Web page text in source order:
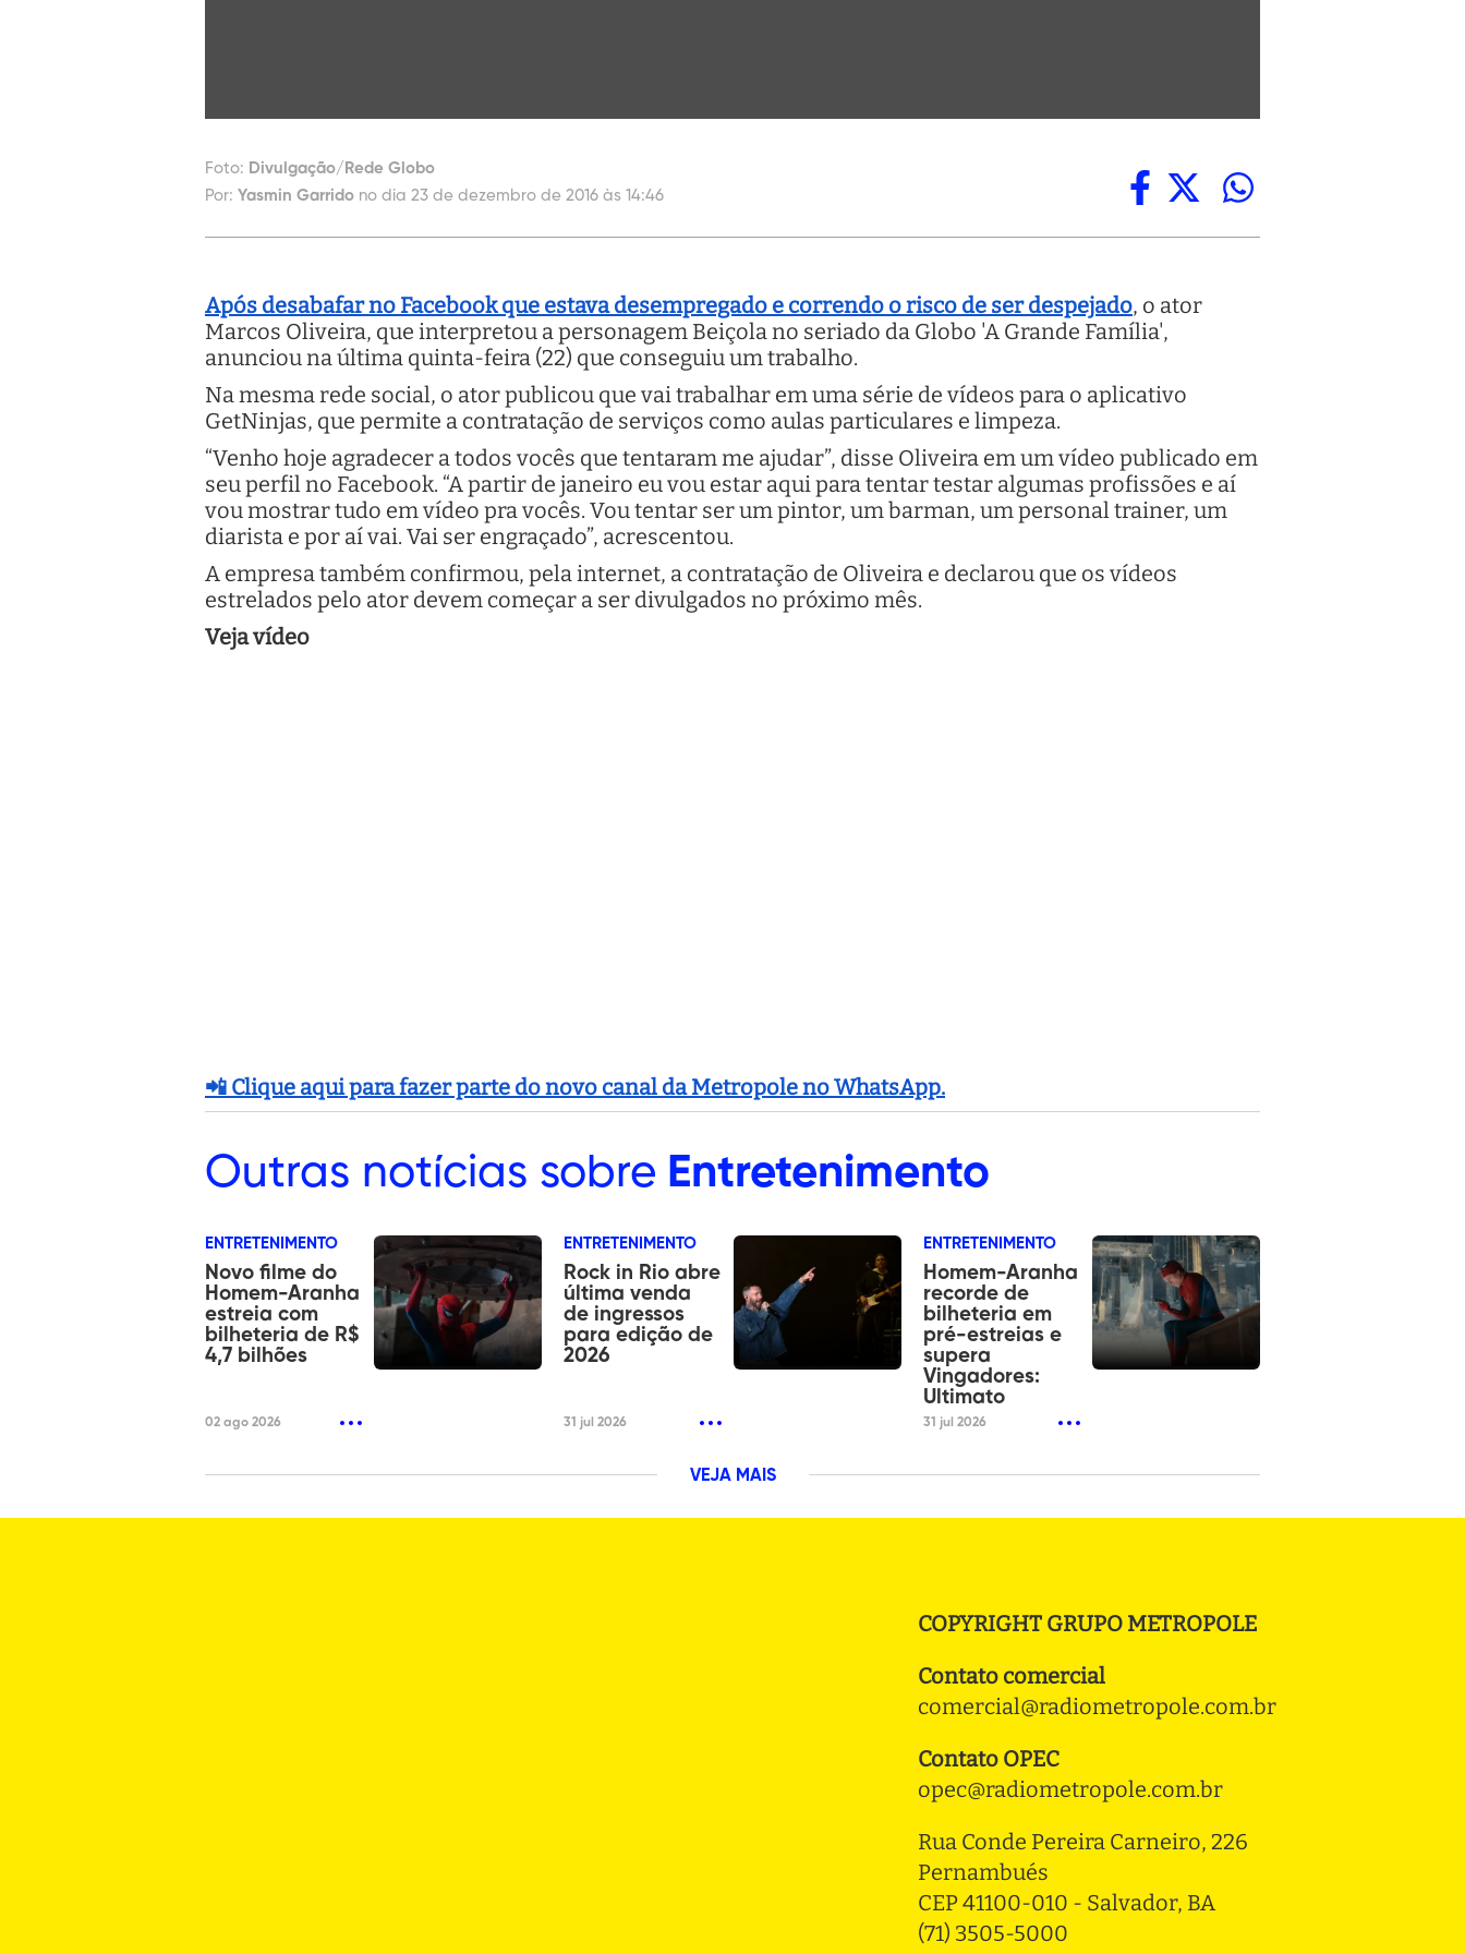
Foto: Divulgação/Rede Globo
Por: Yasmin Garrido no dia 23 de dezembro de 2016 às 14:46
Após desabafar no Facebook que estava desempregado e correndo o risco de ser despejado, o ator
Marcos Oliveira, que interpretou a personagem Beiçola no seriado da Globo 'A Grande Família',
anunciou na última quinta-feira (22) que conseguiu um trabalho.
Na mesma rede social, o ator publicou que vai trabalhar em uma série de vídeos para o aplicativo
GetNinjas, que permite a contratação de serviços como aulas particulares e limpeza.
“Venho hoje agradecer a todos vocês que tentaram me ajudar”, disse Oliveira em um vídeo publicado em
seu perfil no Facebook. “A partir de janeiro eu vou estar aqui para tentar testar algumas profissões e aí
vou mostrar tudo em vídeo pra vocês. Vou tentar ser um pintor, um barman, um personal trainer, um
diarista e por aí vai. Vai ser engraçado”, acrescentou.
A empresa também confirmou, pela internet, a contratação de Oliveira e declarou que os vídeos
estrelados pelo ator devem começar a ser divulgados no próximo mês.
Veja vídeo
📲 Clique aqui para fazer parte do novo canal da Metropole no WhatsApp.
Outras notícias sobre Entretenimento
ENTRETENIMENTO
Novo filme do
Homem-Aranha
estreia com
bilheteria de R$
4,7 bilhões
02 ago 2026
ENTRETENIMENTO
Rock in Rio abre
última venda
de ingressos
para edição de
2026
31 jul 2026
ENTRETENIMENTO
Homem-Aranha
recorde de
bilheteria em
pré-estreias e
supera
Vingadores:
Ultimato
31 jul 2026
VEJA MAIS
COPYRIGHT GRUPO METROPOLE
Contato comercial
comercial@radiometropole.com.br
Contato OPEC
opec@radiometropole.com.br
Rua Conde Pereira Carneiro, 226
Pernambués
CEP 41100-010 - Salvador, BA
(71) 3505-5000